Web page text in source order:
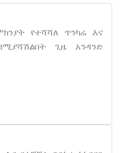
የተሻሻለ ጥንካሬ እና
ጊዜ አንዳንድ